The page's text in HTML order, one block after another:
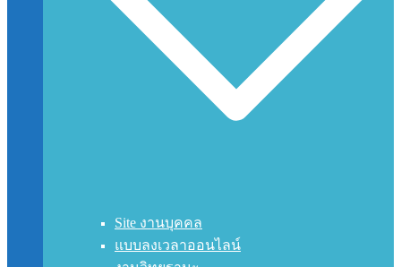
Site งานบุคคล
แบบลงเวลาออนไลน์